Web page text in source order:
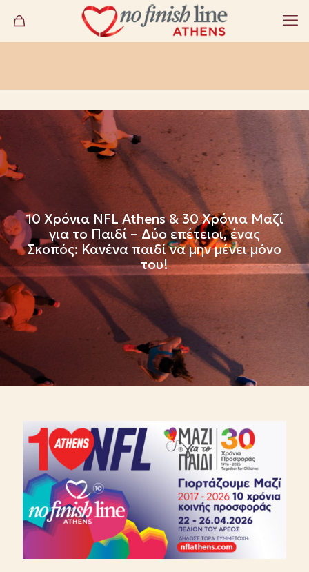
10 Χρόνια NFL Athens & 30 Χρόνια Μαζί
για το Παιδί – Δύο επέτειοι, ένας
Σκοπός: Κανένα παιδί να μην μένει μόνο
του!